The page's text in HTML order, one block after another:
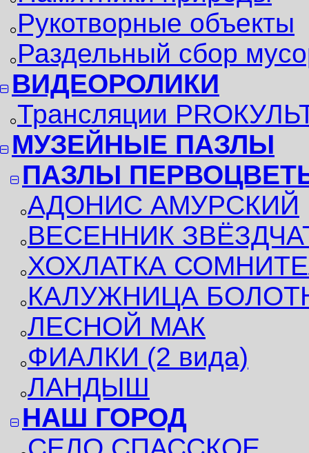
Рукотворные объекты
Раздельный сбор
ВИДЕОРОЛИКИ
Трансляции
МУЗЕЙНЫЕ ПАЗЛЫ
ПАЗЛЫ
АДОНИС АМУРСКИЙ
ВЕСЕННИК
ХОХЛАТКА
КАЛУЖНИЦА
ЛЕСНОЙ МАК
ФИАЛКИ (2 вида)
ЛАНДЫШ
НАШ ГОРОД